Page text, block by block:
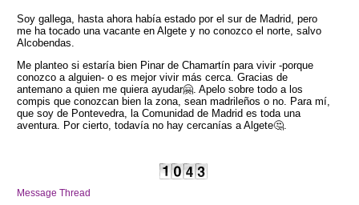
Soy gallega, hasta ahora había estado por el sur de Madrid, pero
me ha tocado una vacante en Algete y no conozco el norte, salvo
Alcobendas.
Me planteo si estaría bien Pinar de Chamartín para vivir -porque
conozco a alguien- o es mejor vivir más cerca. Gracias de
antemano a quien me quiera ayudar🤗. Apelo sobre todo a los
compis que conozcan bien la zona, sean madrileños o no. Para mí,
que soy de Pontevedra, la Comunidad de Madrid es toda una
aventura. Por cierto, todavía no hay cercanías a Algete🤔.
Message Thread